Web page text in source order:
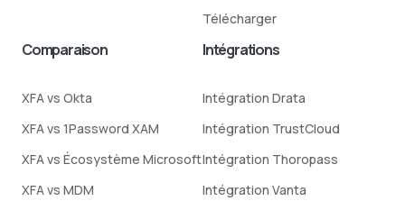
Télécharger
Comparaison
XFA vs Okta
XFA vs 1Password XAM
XFA vs Écosystème Microsoft
XFA vs MDM
Intégrations
Intégration Drata
Intégration TrustCloud
Intégration Thoropass
Intégration Vanta